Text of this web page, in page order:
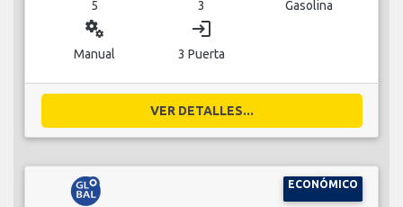
5 3 Gasolina
miscellaneous_services
Manual
login
3 Puerta
VER DETALLES...
ECONÓMICO